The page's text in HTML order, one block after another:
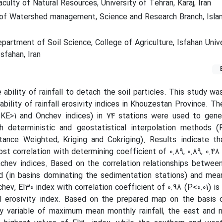
of Natural Resources, University of Tehran, Karaj, Iran
management, Science and Research Branch,
of Soil Science, College of Agriculture, Isfahan
Iran
ability of rainfall to detach the soil particles. This study
of rainfall erosivity indices in Khouzestan Province.
and Onchev indices) in 74 stations were used to
deterministic and geostatistical interpolation methods
Weighted, Kriging and Cokriging). Results indicate
correlation with determining coefficient of 0.89, 0.89, 0.48
indices. Based on the correlation relationships
(in basins dominating the sedimentation stations) and
EI30 index with correlation coefficient of 0.98 (P<0.01)
erosivity index. Based on the prepared map on the basis
variable of maximum mean monthly rainfall, the east and